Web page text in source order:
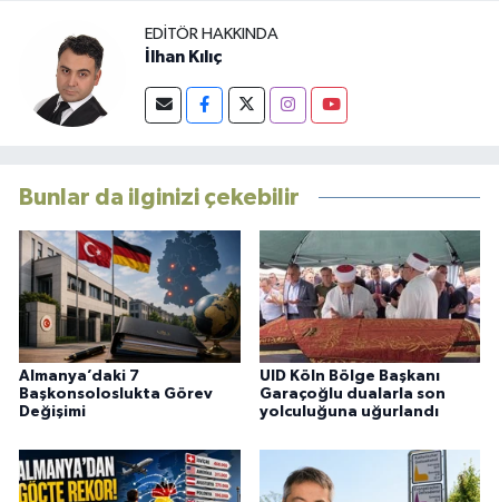
EDITÖR HAKKINDA
İlhan Kılıç
Bunlar da ilginizi çekebilir
Almanya’daki 7
Başkonsoloslukta Görev
Değişimi
UID Köln Bölge Başkanı
Garaçoğlu dualarla son
yolculuğuna uğurlandı